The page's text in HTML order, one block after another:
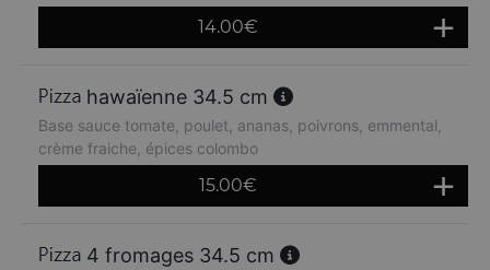
14.00€
hawaïenne 34.5 cm
Base sauce tomate, poulet, ananas, poivrons, emmental,
crème fraiche, épices colombo
15.00€
4 fromages 34.5 cm